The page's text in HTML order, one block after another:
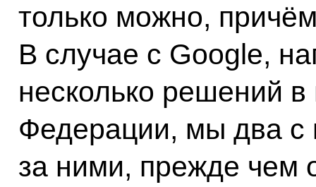
только можно,
В случае с Google,
несколько решений в
Федерации, мы два с
за ними, прежде чем